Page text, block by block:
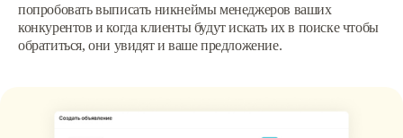
попробовать выписать никнеймы менеджеров ваших
конкурентов и когда клиенты будут искать их в поиске чтобы
обратиться, они увидят и ваше предложение.